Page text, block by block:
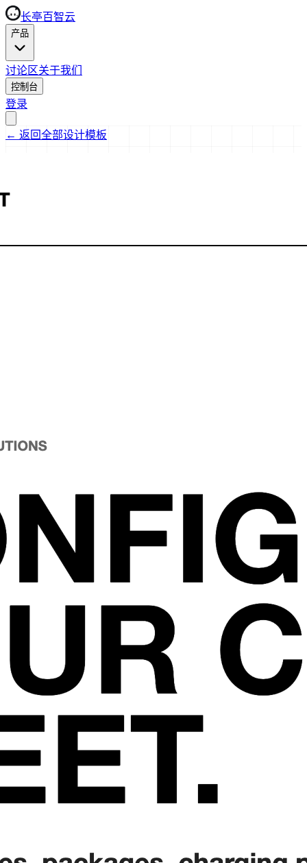
长亭百智云
产品
讨论区关于我们
控制台
登录
← 返回全部设计模板